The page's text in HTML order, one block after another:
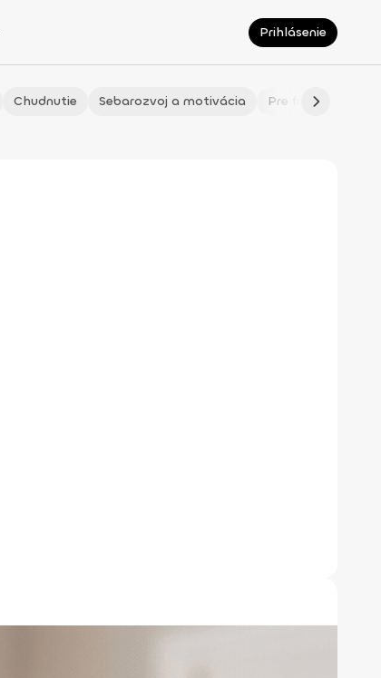
Prihlásenie
Chudnutie Sebarozvoj a motivácia Pre fitmaminky